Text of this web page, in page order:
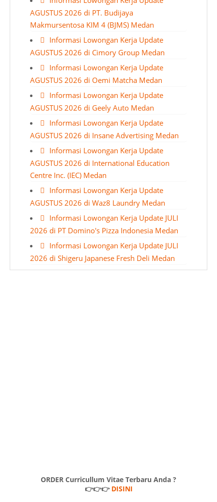
AGUSTUS 2026 di PT. Budijaya
Makmursentosa KIM 4 (BJMS) Medan
Informasi Lowongan Kerja Update
AGUSTUS 2026 di Cimory Group Medan
Informasi Lowongan Kerja Update
AGUSTUS 2026 di Oemi Matcha Medan
Informasi Lowongan Kerja Update
AGUSTUS 2026 di Geely Auto Medan
Informasi Lowongan Kerja Update
AGUSTUS 2026 di Insane Advertising Medan
Informasi Lowongan Kerja Update
AGUSTUS 2026 di International Education
Centre Inc. (IEC) Medan
Informasi Lowongan Kerja Update
AGUSTUS 2026 di Waz8 Laundry Medan
Informasi Lowongan Kerja Update JULI
2026 di PT Domino's Pizza Indonesia Medan
Informasi Lowongan Kerja Update JULI
2026 di Shigeru Japanese Fresh Deli Medan
ORDER Curricullum Vitae Terbaru Anda ?
👉👉👉 DISINI